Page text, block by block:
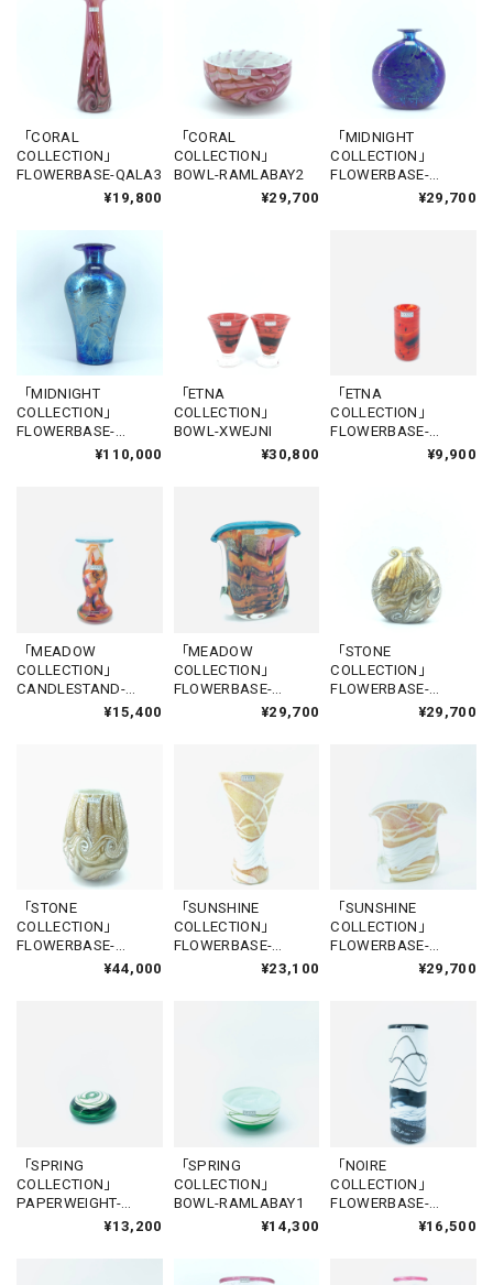
「CORAL
COLLECTION」
FLOWERBASE-QALA3
¥19,800
「CORAL
COLLECTION」
BOWL-RAMLABAY2
¥29,700
「MIDNIGHT
COLLECTION」
FLOWERBASE-
¥29,700
「MIDNIGHT
COLLECTION」
FLOWERBASE-
¥110,000
「ETNA
COLLECTION」
BOWL-XWEJNI
¥30,800
「ETNA
COLLECTION」
FLOWERBASE-
¥9,900
「MEADOW
COLLECTION」
CANDLESTAND-
¥15,400
「MEADOW
COLLECTION」
FLOWERBASE-
¥29,700
「STONE
COLLECTION」
FLOWERBASE-
¥29,700
「STONE
COLLECTION」
FLOWERBASE-
¥44,000
「SUNSHINE
COLLECTION」
FLOWERBASE-
¥23,100
「SUNSHINE
COLLECTION」
FLOWERBASE-
¥29,700
「SPRING
COLLECTION」
PAPERWEIGHT-
¥13,200
「SPRING
COLLECTION」
BOWL-RAMLABAY1
¥14,300
「NOIRE
COLLECTION」
FLOWERBASE-
¥16,500